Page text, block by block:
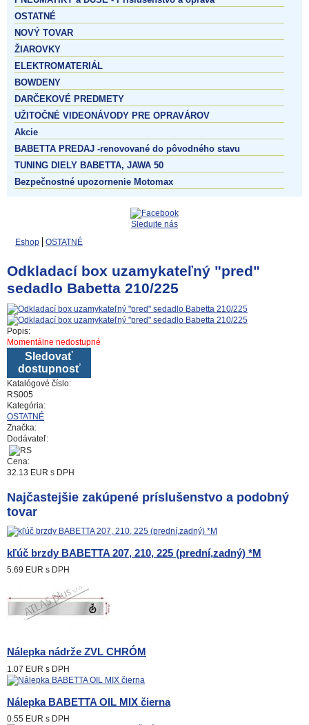
OSTATNÉ
NOVÝ TOVAR
ŽIAROVKY
ELEKTROMATERIÁL
BOWDENY
DARČEKOVÉ PREDMETY
UŽITOČNÉ VIDEONÁVODY PRE OPRAVÁROV
Akcie
BABETTA PREDAJ -renovované do pôvodného stavu
TUNING DIELY BABETTA, JAWA 50
Bezpečnostné upozornenie Motomax
Sledujte nás
Eshop
OSTATNÉ
Odkladací box uzamykateľný "pred"
sedadlo Babetta 210/225
Popis:
Momentálne nedostupné
Sledovať
dostupnosť
Katalógové číslo:
RS005
Kategória:
OSTATNÉ
Značka:
Dodávateľ:
Cena:
32.13 EUR s DPH
Najčastejšie zakúpené príslušenstvo a podobný
tovar
kľúč brzdy BABETTA 207, 210, 225 (prední,zadný) *M
5.69 EUR s DPH
Nálepka nádrže ZVL CHRÓM
1.07 EUR s DPH
Nálepka BABETTA OIL MIX čierna
0.55 EUR s DPH